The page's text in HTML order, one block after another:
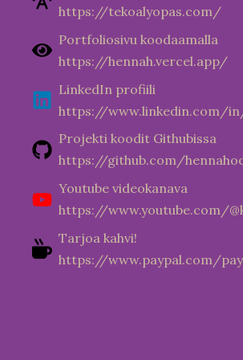
https://tekoalyopas.com/
Portfoliosivu koodaamalla
https://hennah.vercel.app/
LinkedIn profiili
https://www.linkedin.com/
Projekti koodit Githubissa
https://github.com/
Youtube videokanava
https://www.youtube.com/
Tarjoa kahvi!
https://www.paypal.com/